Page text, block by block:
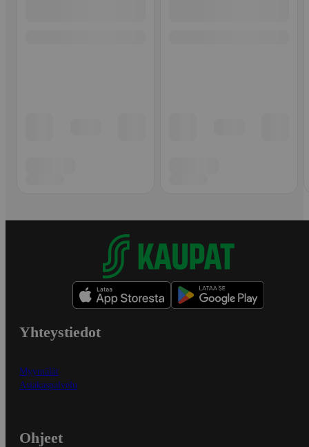
Yhteystiedot
Myymälät
Asiakaspalvelu
Ohjeet